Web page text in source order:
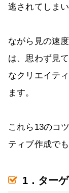
逃されてしまい
ながら見の速
は、思わず見
なクリエイテ
ます。
これら13のコ
ティブ作成で
1．ター